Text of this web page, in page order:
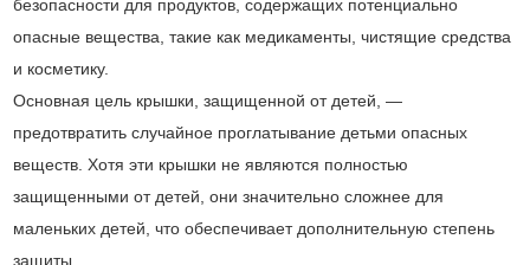
безопасности для продуктов, содержащих потенциально
опасные вещества, такие как медикаменты, чистящие средства
и косметику.
Основная цель крышки, защищенной от детей, —
предотвратить случайное проглатывание детьми опасных
веществ. Хотя эти крышки не являются полностью
защищенными от детей, они значительно сложнее для
маленьких детей, что обеспечивает дополнительную степень
защиты.